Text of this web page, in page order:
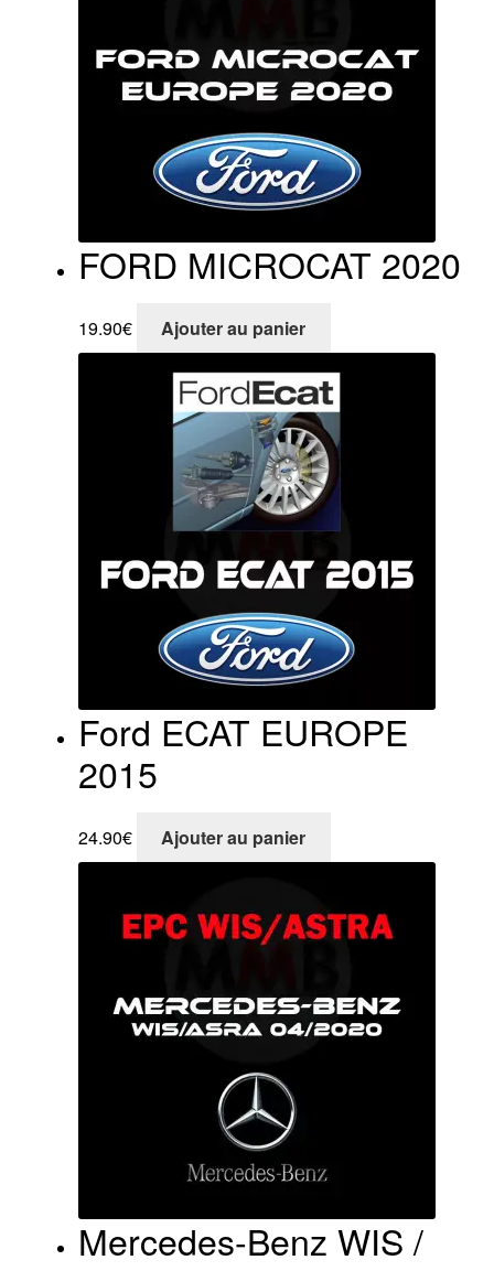
FORD MICROCAT 2020
19.90€ Ajouter au panier
Ford ECAT EUROPE
2015
24.90€ Ajouter au panier
Mercedes-Benz WIS /